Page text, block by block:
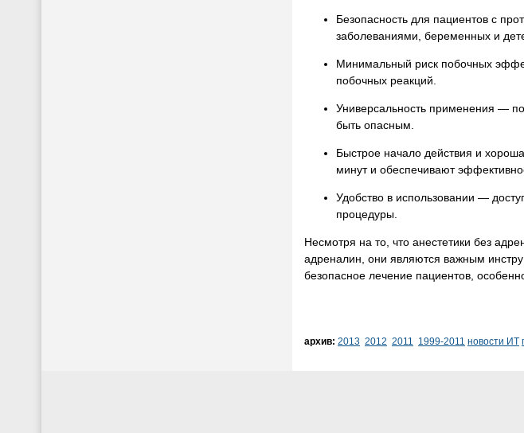
Безопасность для пациентов с
заболеваниями, беременных и
Минимальный риск побочных
побочных реакций.
Универсальность применения —
быть опасным.
Быстрое начало действия и
минут и обеспечивают
Удобство в использовании —
процедуры.
Несмотря на то, что анестетики без
адреналин, они являются важным
безопасное лечение пациентов,
архив: 2013 2012 2011 1999-2011 новости ИТ